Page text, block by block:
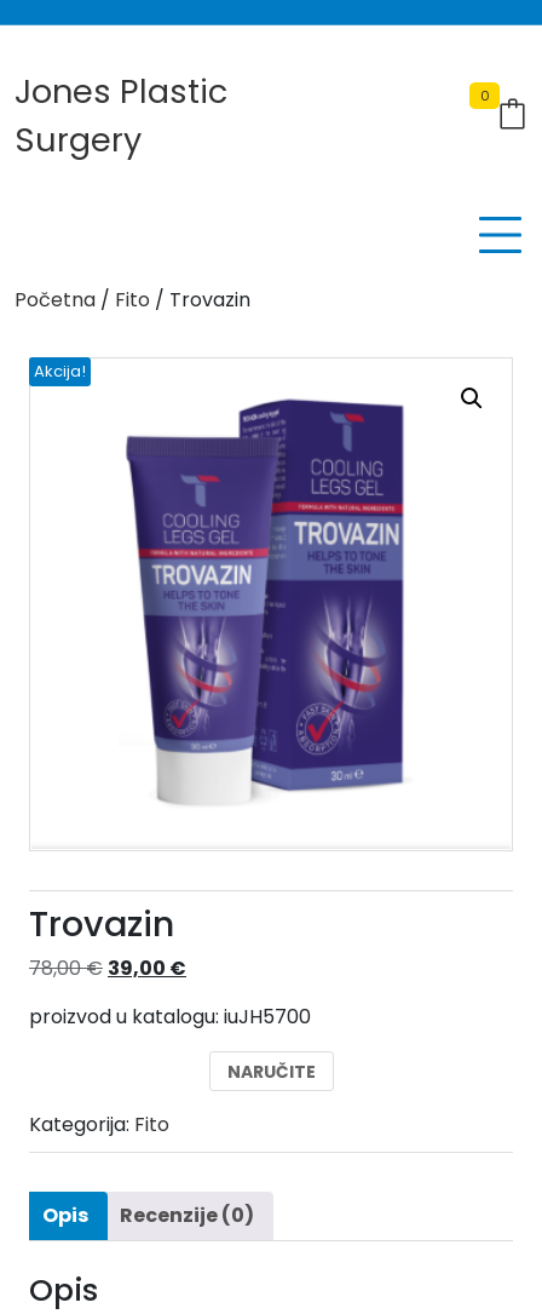
Jones Plastic
Surgery
0
Početna / Fito / Trovazin
Akcija!
Trovazin
78,00€ Izvorna
bila
39,00 €
je:
39,00 €.
proizvod u katalogu: iuJH5700
NARUČITE
Kategorija: Fito
Opis Recenzije (0)
Opis